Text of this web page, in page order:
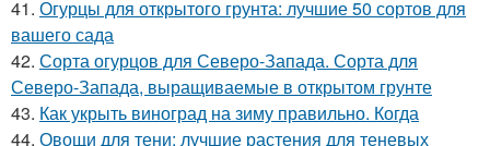
41. Огурцы для открытого грунта: лучшие 50 сортов для
вашего сада
42. Сорта огурцов для Северо-Запада. Сорта для
Северо-Запада, выращиваемые в открытом грунте
43. Как укрыть виноград на зиму правильно. Когда
44. Овощи для тени: лучшие растения для теневых